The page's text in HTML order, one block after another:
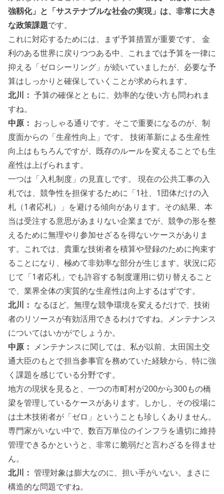
強靱化」と「サステナブルな社会の実現」は、非常に大き
な政策課題です。
これに対応するためには、まず予算措置が重要です。 金
利のある世界に戻りつつある中、これまでは予算を一律に
抑える「ゼロシーリング」が続いていましたが、必要な予
算はしっかりと確保していくことが求められます。
北川： 予算の確保とともに、効率的な使い方も問われま
すね。
中原： おっしゃる通りです。そこで重要になるのが、制
度面からの「生産性向上」です。 技術革新による生産性
向上はもちろんですが、既存のルールを変えることでも生
産性は上げられます。
一つは「入札制度」の見直しです。 現在の公共工事の入
札では、競争性を担保するために「1社、1団体だけの入
札（1者応札）」を避ける傾向があります。その結果、本
当は受注する意思があまりない企業までが、競争の形を整
えるために無理やり参加せざるを得ないケースがありま
す。これでは、貴重な技術者を積算や登録のために拘束す
ることになり、極めて非効率な部分が生じます。状況に応
じて「1者応札」でも許容する制度運用に切り替えること
で、業界全体の実質的な生産性は向上するはずです。
北川： なるほど。無理な競争環境を変えるだけで、技術
者のリソースが有効活用できるわけですね。メンテナンス
についてはいかがでしょうか。
中原： メンテナンスに関しては、私が以前、太田国土交
通大臣のもとで担当参事官を務めていた経験から、特に強
く課題を感じている分野です。
地方の現状を見ると、一つの市町村が200から300もの橋
梁を管理しているケースがあります。しかし、その役場に
は土木技術者が「ゼロ」ということも珍しくありません。
専門家がいない中で、数百万単位のインフラを適切に維持
管理できるかというと、非常に脆弱だと言わざるを得ませ
ん。
北川： 管理対象は膨大なのに、担い手がいない。まさに
構造的な問題ですね。